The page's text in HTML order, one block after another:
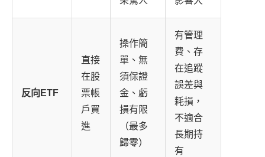
反向ETF
直接
在股
票帳
戶買
進
操作簡
單、無
須保證
金、虧
損有限
（最多
歸零）
有管理
費、存
在追蹤
誤差與
耗損，
不適合
長期持
有